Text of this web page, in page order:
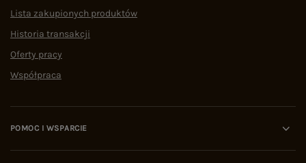
Lista zakupionych produktów
Historia transakcji
Oferty pracy
Współpraca
POMOC I WSPARCIE